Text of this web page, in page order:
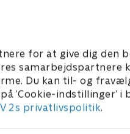
for at give dig den
samarbejdspartnere
Du kan til- og
’Cookie-indstillinger’ i
2s privatlivspolitik.
pynter op, og betjentene
at bemærke, at hun ser
godt ud med
tænder